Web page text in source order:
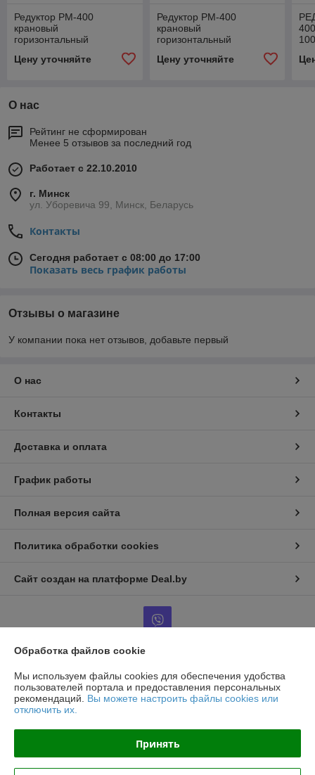
Редуктор РМ-400
крановый
горизонтальный
Цену уточняйте
Редуктор РМ-400
крановый
горизонтальный
Цену уточняйте
О нас
Рейтинг не сформирован
Менее 5 отзывов за последний год
Работает с 22.10.2010
г. Минск
ул. Уборевича 99, Минск, Беларусь
Контакты
Сегодня работает с 08:00 до 17:00
Показать весь график работы
Отзывы о магазине
У компании пока нет отзывов, добавьте первый
О нас
Контакты
Доставка и оплата
График работы
Полная версия сайта
Политика обработки cookies
Сайт создан на платформе Deal.by
Информация для покупателя
Юридическое лицо:ООО ТорМашТорг
г. Минск, ул.Уборевича 99-85
Регистрационный номер ЕГР: 193809924
Регистрационный орган: Минский городской исполнительный комитет
Обработка файлов cookie
Мы используем файлы cookies для обеспечения удобства
пользователей портала и предоставления персональных
рекомендаций. Вы можете настроить файлы cookies или
отключить их.
Принять